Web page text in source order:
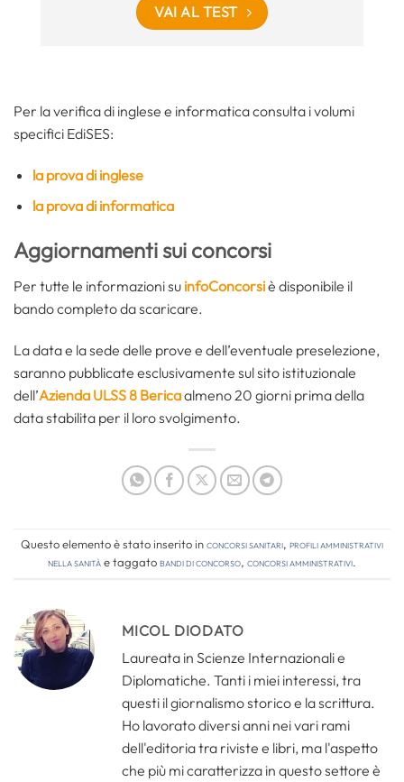
VAI AL TEST
Per la verifica di inglese e informatica consulta i volumi
specifici EdiSES:
la prova di inglese
la prova di informatica
Aggiornamenti sui concorsi
Per tutte le informazioni su infoConcorsiè disponibile il
bando completo da scaricare.
La data e la sede delle prove e dell’eventuale preselezione,
saranno pubblicate esclusivamente sul sito istituzionale
dell’Azienda ULSS 8 Bericaalmeno 20 giorni prima della
data stabilita per il loro svolgimento.
Questo elemento è stato inserito inConcorsi Sanitari, Profili amministrativi
nella sanitàe taggatobandi di concorso, concorsi amministrativi.
MICOL DIODATO
Laureata in Scienze Internazionali e
Diplomatiche. Tanti i miei interessi, tra
questi il giornalismo storico e la scrittura.
Ho lavorato diversi anni nei vari rami
dell'editoria tra riviste e libri, ma l'aspetto
che più mi caratterizza in questo settore è